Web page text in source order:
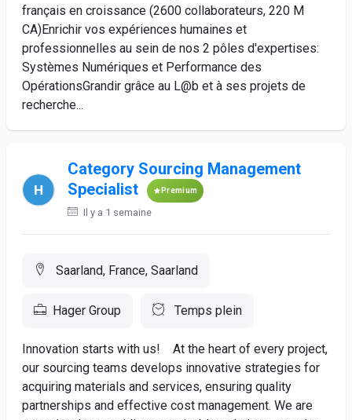
français en croissance (2600 collaborateurs, 220 M
CA)Enrichir vos expériences humaines et
professionnelles au sein de nos 2 pôles d'expertises:
Systèmes Numériques et Performance des
OpérationsGrandir grâce au L@b et à ses projets de
recherche...
Category Sourcing Management
Specialist
Premium
Il y a 1 semaine
Saarland, France, Saarland
Hager Group Temps plein
Innovation starts with us! At the heart of every project,
our sourcing teams develops innovative strategies for
acquiring materials and services, ensuring quality
partnerships and effective cost management. We are